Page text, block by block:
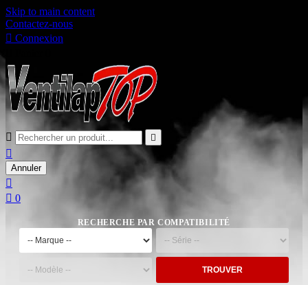
Skip to main content
Contactez-nous
 Connexion
 

Annuler

 0
RECHERCHE PAR COMPATIBILITÉ
TROUVER